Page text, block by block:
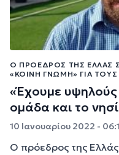
Ο ΠΡΌΕΔΡΟΣ ΤΗΣ ΕΛΛΆΣ
«ΚΟΙΝΉ ΓΝΏΜΗ» ΓΙΑ
«Έχουμε υψηλούς
ομάδα και το
10 Ιανουαρίου 2022 -
Ο πρόεδρος της